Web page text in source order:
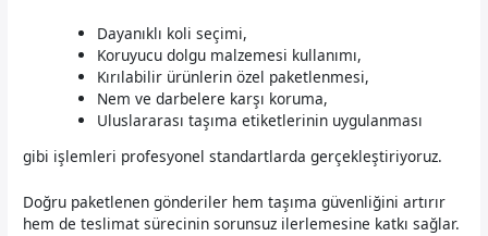
Dayanıklı koli seçimi,
Koruyucu dolgu malzemesi kullanımı,
Kırılabilir ürünlerin özel paketlenmesi,
Nem ve darbelere karşı koruma,
Uluslararası taşıma etiketlerinin uygulanması
gibi işlemleri profesyonel standartlarda gerçekleştiriyoruz.
Doğru paketlenen gönderiler hem taşıma güvenliğini artırır
hem de teslimat sürecinin sorunsuz ilerlemesine katkı sağlar.